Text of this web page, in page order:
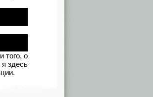
того, о
здесь